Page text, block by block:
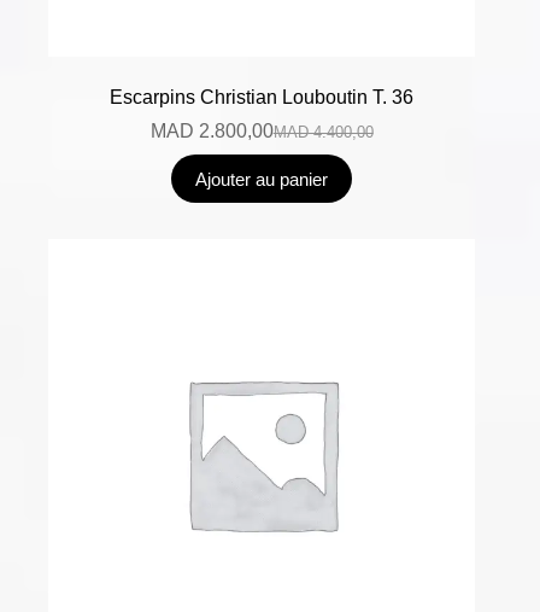
Escarpins Christian Louboutin T. 36
MAD4.400,00
MAD 2.800,00
Ajouter au panier